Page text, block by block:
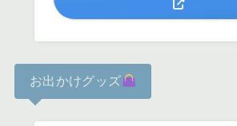
お出かけグッズ